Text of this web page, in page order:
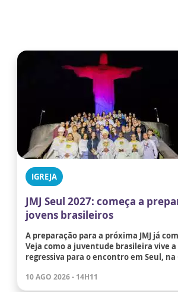
IGREJA
JMJ Seul 2027: começa a
jovens brasileiros
A preparação para a próxima JMJ já
Veja como a juventude brasileira vive
regressiva para o encontro em Seul, na
10 AGO 2026 - 14H11